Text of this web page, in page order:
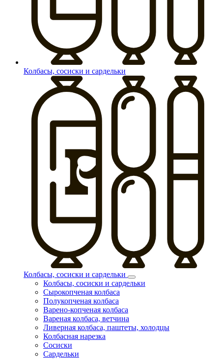
Колбасы, сосиски и сардельки
Колбасы, сосиски и сардельки
Колбасы, сосиски и сардельки
Сырокопченая колбаса
Полукопченая колбаса
Варено-копченая колбаса
Вареная колбаса, ветчина
Ливерная колбаса, паштеты, холодцы
Колбасная нарезка
Сосиски
Сардельки